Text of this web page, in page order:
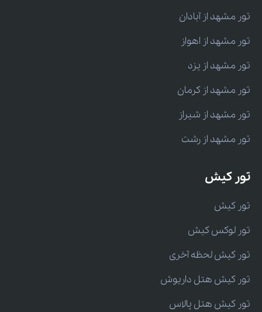
تور مشهد از آبادان
تور مشهد از اهواز
تور مشهد از یزد
تور مشهد از کرمان
تور مشهد از شیراز
تور مشهد از رشت
تور کیش
تور کیش
تور لوکس کیش
تور کیش لحظه آخری
تور کیش هتل داریوش
تور کیش هتل پالاس